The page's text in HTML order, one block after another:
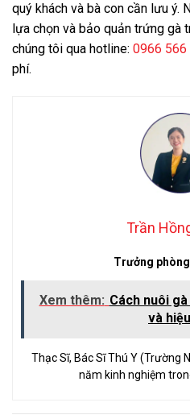
quý khách và bà con cần lưu ý.
lựa chọn và bảo quản trứng gà
chúng tôi qua hotline: 0966 566
phí.
Trần
Trưởng
Xem thêm: Cách nuôi
và
Thạc Sĩ, Bác Sĩ Thú Y (Trường
năm kinh nghiệm